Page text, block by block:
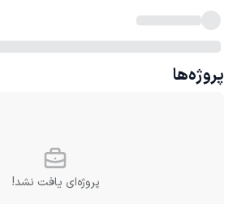
پروژه‌ها
پروژه‌ای یافت نشد!